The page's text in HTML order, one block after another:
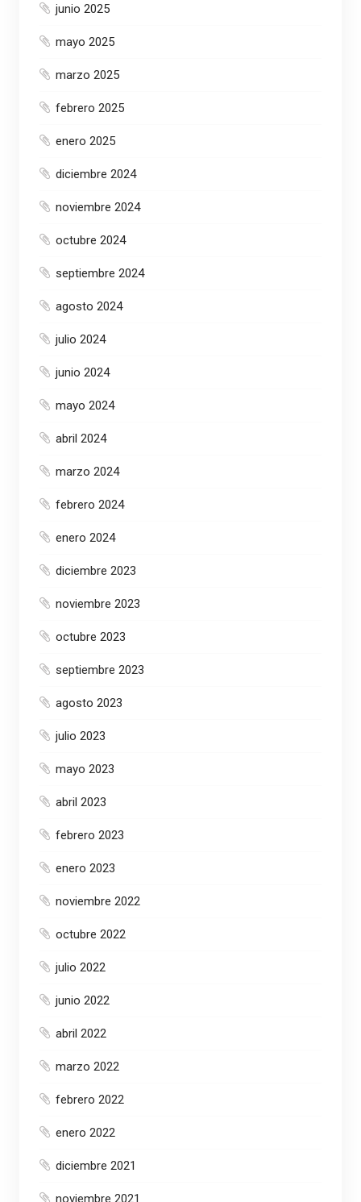
junio 2025
mayo 2025
marzo 2025
febrero 2025
enero 2025
diciembre 2024
noviembre 2024
octubre 2024
septiembre 2024
agosto 2024
julio 2024
junio 2024
mayo 2024
abril 2024
marzo 2024
febrero 2024
enero 2024
diciembre 2023
noviembre 2023
octubre 2023
septiembre 2023
agosto 2023
julio 2023
mayo 2023
abril 2023
febrero 2023
enero 2023
noviembre 2022
octubre 2022
julio 2022
junio 2022
abril 2022
marzo 2022
febrero 2022
enero 2022
diciembre 2021
noviembre 2021